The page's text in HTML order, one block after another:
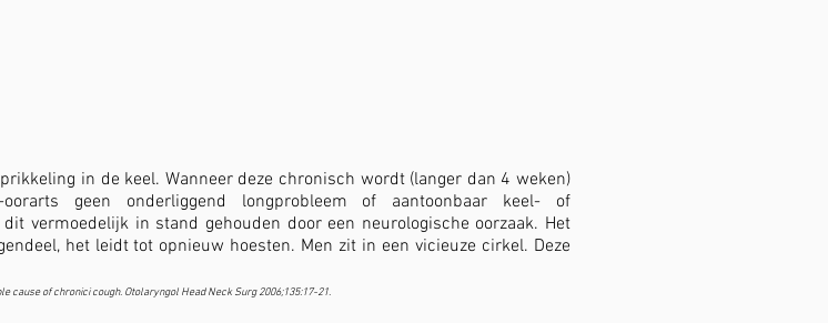
in de keel. Wanneer deze chronisch wordt (langer dan 4 weken)
geen onderliggend longprobleem of aantoonbaar keel- of
vermoedelijk in stand gehouden door een neurologische oorzaak. Het
het leidt tot opnieuw hoesten. Men zit in een vicieuze cirkel. Deze
cause of chronici cough. Otolaryngol Head Neck Surg 2006;135:17-21.